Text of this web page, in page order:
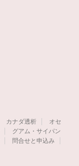
カナダ透析
オセ
グアム・サイパン
問合せと申込み